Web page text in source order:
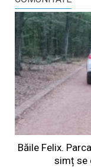
Băile Felix.
simț se